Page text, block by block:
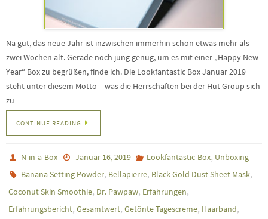
Na gut, das neue Jahr ist inzwischen immerhin schon etwas mehr als
zwei Wochen alt. Gerade noch jung genug, um es mit einer „Happy New
Year“ Box zu begrüßen, finde ich. Die Lookfantastic Box Januar 2019
steht unter diesem Motto – was die Herrschaften bei der Hut Group sich
zu…
CONTINUE READING
N-in-a-Box Januar 16, 2019 Lookfantastic-Box, Unboxing
Banana Setting Powder, Bellapierre, Black Gold Dust Sheet Mask,
Coconut Skin Smoothie, Dr. Pawpaw, Erfahrungen,
Erfahrungsbericht, Gesamtwert, Getönte Tagescreme, Haarband,